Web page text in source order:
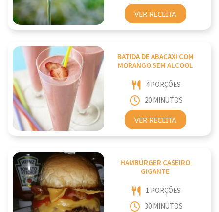
VER RECEITA
BATIDA DE ABACAXI COM
MORANGO SEM ALCOOL
4 PORÇÕES
20 MINUTOS
VER RECEITA
HAMBÚRGER CASEIRO
GIGANTE
1 PORÇÕES
30 MINUTOS